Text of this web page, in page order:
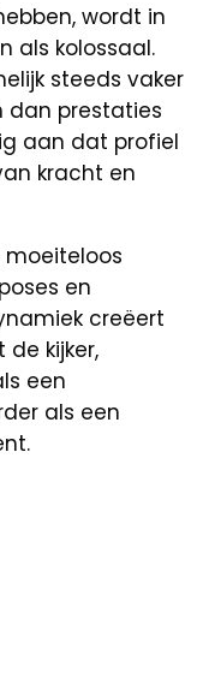
wordt in
als kolossaal.
steeds vaker
dan prestaties
aan dat profiel
kracht en
moeiteloos
en
creëert
kijker,
een
als een